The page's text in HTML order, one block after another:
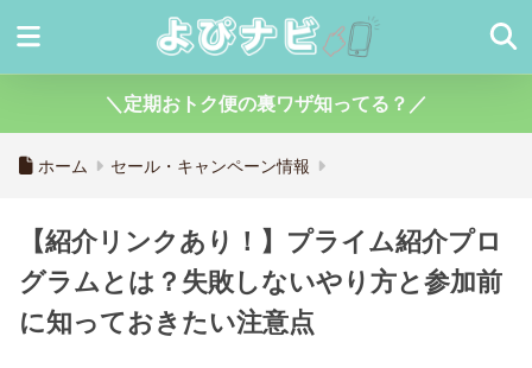
＼定期おトク便の裏ワザ知ってる？／
ホーム セール・キャンペーン情報
【紹介リンクあり！】プライム紹介プロ
グラムとは？失敗しないやり方と参加前
に知っておきたい注意点